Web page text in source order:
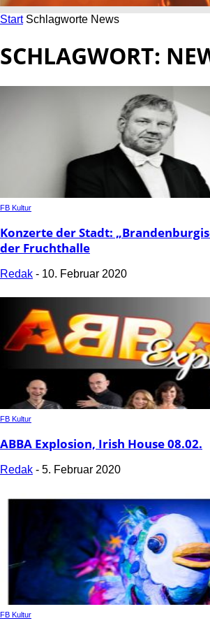
Start Schlagworte News
SCHLAGWORT:
FB Kultur
Konzerte der Stadt:
der Fruchthalle
Redak - 10. Februar 2020
FB Kultur
ABBA Explosion, Irish House 08.02.
Redak - 5. Februar 2020
FB Kultur